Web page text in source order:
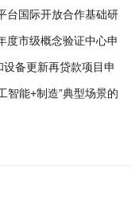
台国际开放合作基础研
度市级概念验证中心申
设备更新再贷款项目申
智能+制造”典型场景的